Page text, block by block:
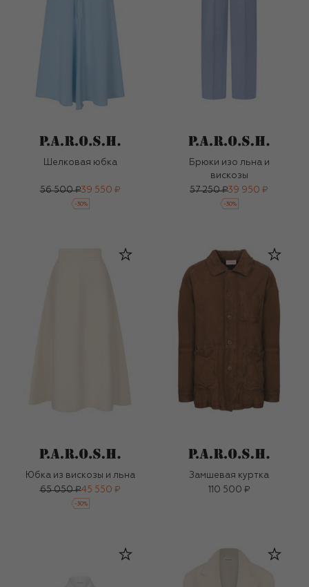
Шелковая юбка
56 500 ₽39 550 ₽
-30%
Брюки изо льна и
вискозы
57 250 ₽39 950 ₽
-30%
Юбка из вискозы и льна
65 050 ₽45 550 ₽
-30%
Замшевая куртка
110 500 ₽